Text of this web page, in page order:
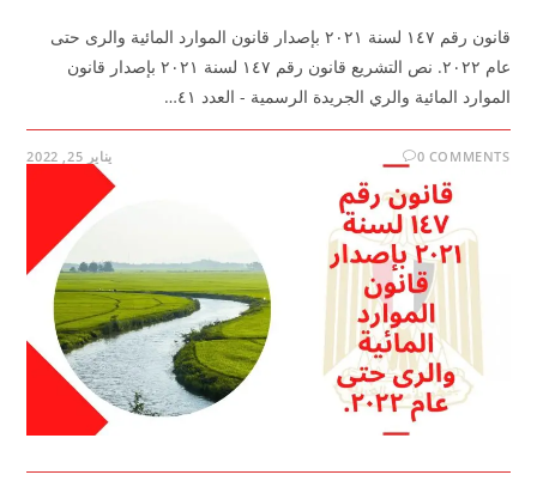
قانون رقم ١٤٧ لسنة ٢٠٢١ بإصدار قانون الموارد المائية والرى حتى
عام ٢٠٢٢. نص التشريع قانون رقم ١٤٧ لسنة ٢٠٢١ بإصدار قانون
الموارد المائية والري الجريدة الرسمية - العدد ٤١…
0 COMMENTS يناير 25, 2022